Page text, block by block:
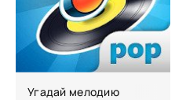
Угадай мелодию